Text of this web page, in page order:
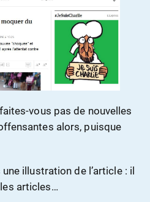
vous pas de nouvelles
alors, puisque
illustration de l’article : il
articles…